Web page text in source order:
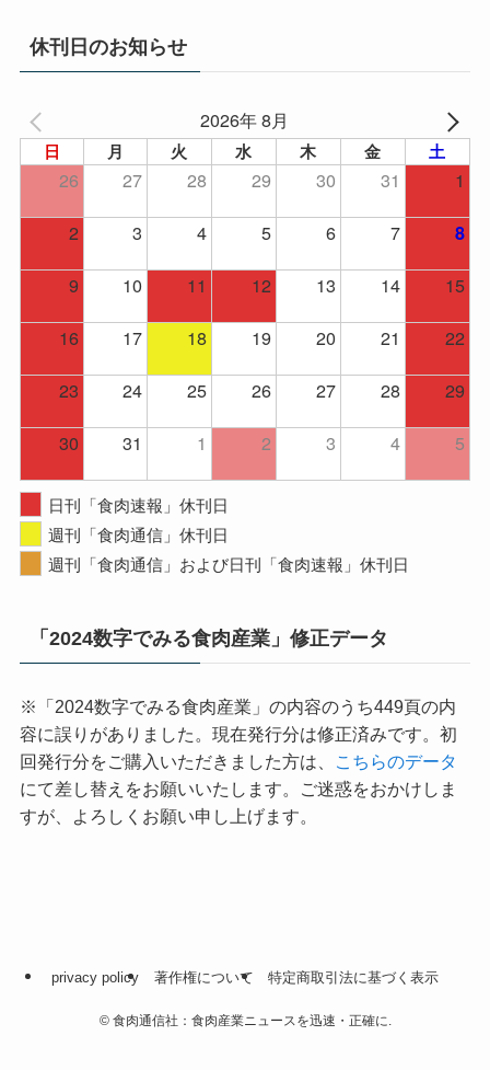
イ
ブ
休刊日のお知らせ
2026年 8月
日 月 火 水 木 金 土
26 27 28 29 30 31
1
2
3 4 5 6 7 8
9 10 11 12 13 14
15
16
17 18 19 20 21
22
23
24 25 26 27 28
29
30
31 1 2 3 4 5
日刊「食肉速報」休刊日
週刊「食肉通信」休刊日
週刊「食肉通信」および日刊「食肉速報」休刊日
「2024数字でみる食肉産業」修正データ
※「2024数字でみる食肉産業」の内容のうち449頁の内
容に誤りがありました。現在発行分は修正済みです。初
回発行分をご購入いただきました方は、
こちらのデータ
にて差し替えをお願いいたします。ご迷惑をおかけしま
すが、よろしくお願い申し上げます。
privacy policy 著作権について 特定商取引法に基づく表示
©食肉通信社：食肉産業ニュースを迅速・正確に.